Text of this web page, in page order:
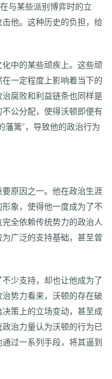
与某些派别博弈时的立
他。这种历史的负担，给
中的某些顽疾上。这些顽
一定程度上影响着当下的
腐败和利益链条也同样是
公分配，使得沃顿即便有
藩篱”，导致他的政治行为
原因之一。他在政治生涯
象，使得他一度成为了不
全依赖传统势力的政治人
广泛的支持基础，甚至曾
少支持，却也让他成为了
势力看来，沃顿的存在破
策上的立场变动，甚至成
治力量认为沃顿的行为已
过一系列手段，将其逼到